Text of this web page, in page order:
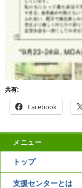
共有:
Facebook
メニュー
トップ
支援センターとは